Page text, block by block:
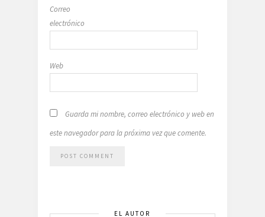
Correo
electrónico
Web
Guarda mi nombre, correo electrónico y web en
este navegador para la próxima vez que comente.
EL AUTOR